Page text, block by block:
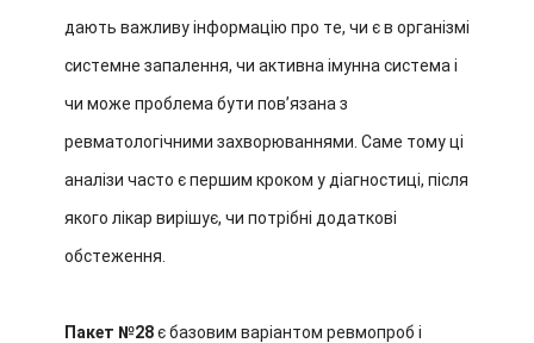
дають важливу інформацію про те, чи є в організмі
системне запалення, чи активна імунна система і
чи може проблема бути повʼязана з
ревматологічними захворюваннями. Саме тому ці
аналізи часто є першим кроком у діагностиці, після
якого лікар вирішує, чи потрібні додаткові
обстеження.
Пакет №28є базовим варіантом ревмопроб і